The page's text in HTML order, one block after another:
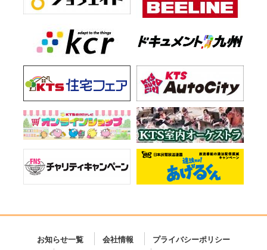
お知らせ一覧 会社情報
プライバシーポリシー